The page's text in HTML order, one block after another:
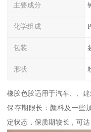
主要成分
化学组成
包装
形状
橡胶色胶适用于汽车、、
保存期限长：颜料及一些
定状态，保质期较长，可达